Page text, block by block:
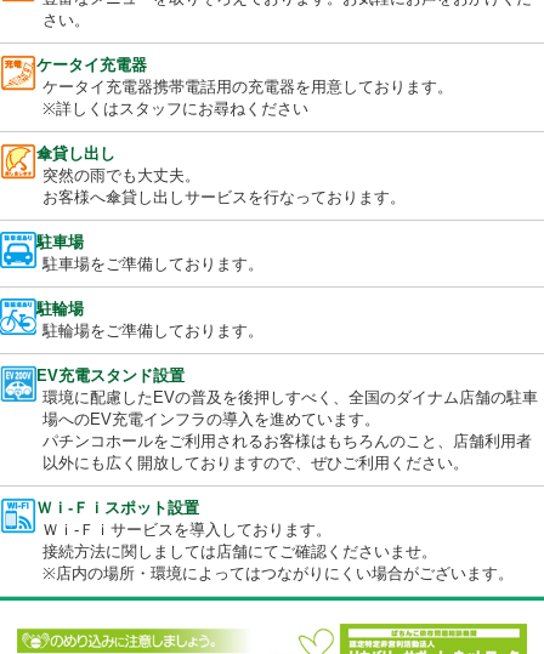
AED設置店
コーヒーワゴンサービス
豊富なメニューを取りそろえております。お気軽にお声をおかけ
さい。
ケータイ充電器
ケータイ充電器携帯電話用の充電器を用意しております。
※詳しくはスタッフにお尋ねください
傘貸し出し
突然の雨でも大丈夫。
お客様へ傘貸し出しサービスを行なっております。
駐車場
駐車場をご準備しております。
駐輪場
駐輪場をご準備しております。
EV充電スタンド設置
環境に配慮したEVの普及を後押しすべく、全国のダイナム店舗
場へのEV充電インフラの導入を進めています。
パチンコホールをご利用されるお客様はもちろんのこと、店舗利
以外にも広く開放しておりますので、ぜひご利用ください。